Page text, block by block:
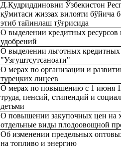
Д.Қудриддиновни Ўзбекистон
қўмитаси жиззах вилояти бўйича
этиб тайинлаш тўғрисида
О выделении кредитных ресурсов
удобрений
О выделении льготных кредитных
"Узгуштсутсаноати"
О мерах по организации и
турецких лицеев
О мерах по повышению с 1 июня
труда, пенсий, стипендий и
детьми
О повышении закупочных цен на
отдельные виды плодоовощной
Об изменении предельных
на топливо и энергию